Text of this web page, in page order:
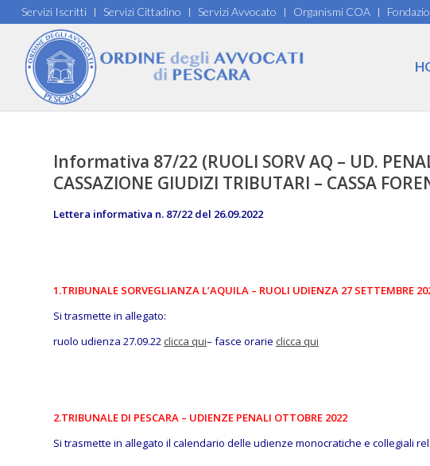
Servizi Iscritti Servizi Cittadino Servizi Avvocato Organismi COA
Informativa 87/22 (RUOLI SORV AQ – UD.
CASSAZIONE GIUDIZI TRIBUTARI – CASSA
Lettera informativa n. 87/22 del 26.09.2022
1.TRIBUNALE SORVEGLIANZA L’AQUILA – RUOLI UDIENZA 27 SETTEMBRE
Si trasmette in allegato:
ruolo udienza 27.09.22 clicca qui– fasce orarie clicca qui
2.TRIBUNALE DI PESCARA – UDIENZE PENALI OTTOBRE 2022
Si trasmette in allegato il calendario delle udienze monocratiche e collegiali